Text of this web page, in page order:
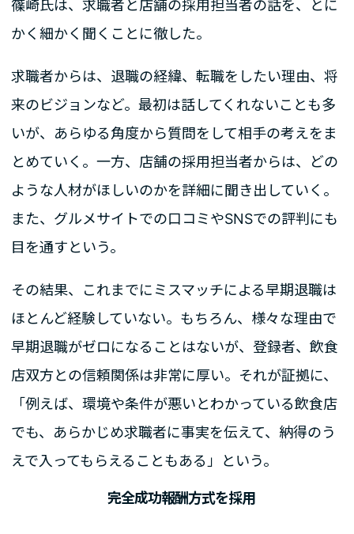
篠崎氏は、求職者と店舗の採用担当者の話を、とに
かく細かく聞くことに徹した。
求職者からは、退職の経緯、転職をしたい理由、将
来のビジョンなど。最初は話してくれないことも多
いが、あらゆる角度から質問をして相手の考えをま
とめていく。一方、店舗の採用担当者からは、どの
ような人材がほしいのかを詳細に聞き出していく。
また、グルメサイトでの口コミやSNSでの評判にも
目を通すという。
その結果、これまでにミスマッチによる早期退職は
ほとんど経験していない。もちろん、様々な理由で
早期退職がゼロになることはないが、登録者、飲食
店双方との信頼関係は非常に厚い。それが証拠に、
「例えば、環境や条件が悪いとわかっている飲食店
でも、あらかじめ求職者に事実を伝えて、納得のう
えで入ってもらえることもある」という。
完全成功報酬方式を採用